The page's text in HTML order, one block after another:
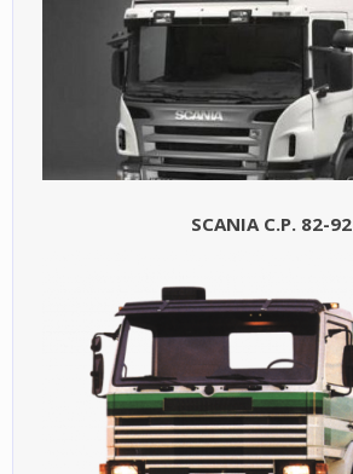
SCANIA C.P. 82-92